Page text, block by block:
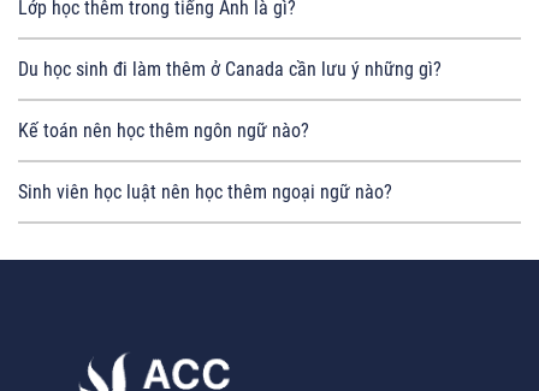
Lớp học thêm trong tiếng Anh là gì?
Du học sinh đi làm thêm ở Canada cần lưu ý những gì?
Kế toán nên học thêm ngôn ngữ nào?
Sinh viên học luật nên học thêm ngoại ngữ nào?